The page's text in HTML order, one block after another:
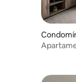
hire